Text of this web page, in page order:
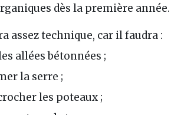
dès la première année.
assez technique, car il faudra :
allées bétonnées ;
la serre ;
les poteaux ;